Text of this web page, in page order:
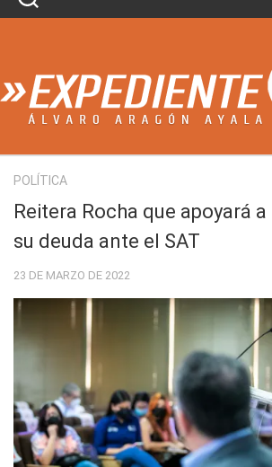
Skip
POLÍTICA
Reitera Rocha que apoyará a
su deuda ante el SAT
23 DE MARZO DE 2022